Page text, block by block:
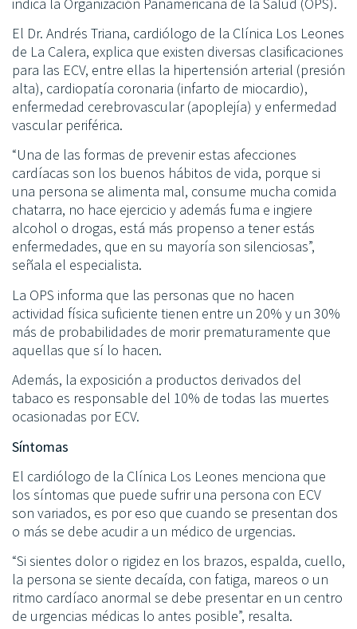
El Dr. Andrés Triana, cardiólogo de la Clínica Los Leones
de La Calera, explica que existen diversas clasificaciones
para las ECV, entre ellas la hipertensión arterial (presión
alta), cardiopatía coronaria (infarto de miocardio),
enfermedad cerebrovascular (apoplejía) y enfermedad
vascular periférica.
“Una de las formas de prevenir estas afecciones
cardíacas son los buenos hábitos de vida, porque si
una persona se alimenta mal, consume mucha comida
chatarra, no hace ejercicio y además fuma e ingiere
alcohol o drogas, está más propenso a tener estás
enfermedades, que en su mayoría son silenciosas”,
señala el especialista.
La OPS informa que las personas que no hacen
actividad física suficiente tienen entre un 20% y un 30%
más de probabilidades de morir prematuramente que
aquellas que sí lo hacen.
Además, la exposición a productos derivados del
tabaco es responsable del 10% de todas las muertes
ocasionadas por ECV.
Síntomas
El cardiólogo de la Clínica Los Leones menciona que
los síntomas que puede sufrir una persona con ECV
son variados, es por eso que cuando se presentan dos
o más se debe acudir a un médico de urgencias.
“Si sientes dolor o rigidez en los brazos, espalda, cuello,
la persona se siente decaída, con fatiga, mareos o un
ritmo cardíaco anormal se debe presentar en un centro
de urgencias médicas lo antes posible”, resalta.